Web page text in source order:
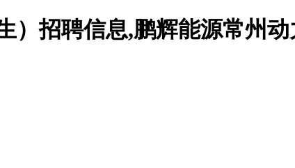
）招聘信息,鹏辉能源常州